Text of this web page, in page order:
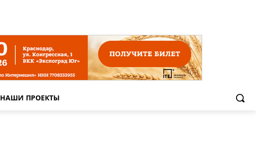
НАШИ ПРОЕКТЫ